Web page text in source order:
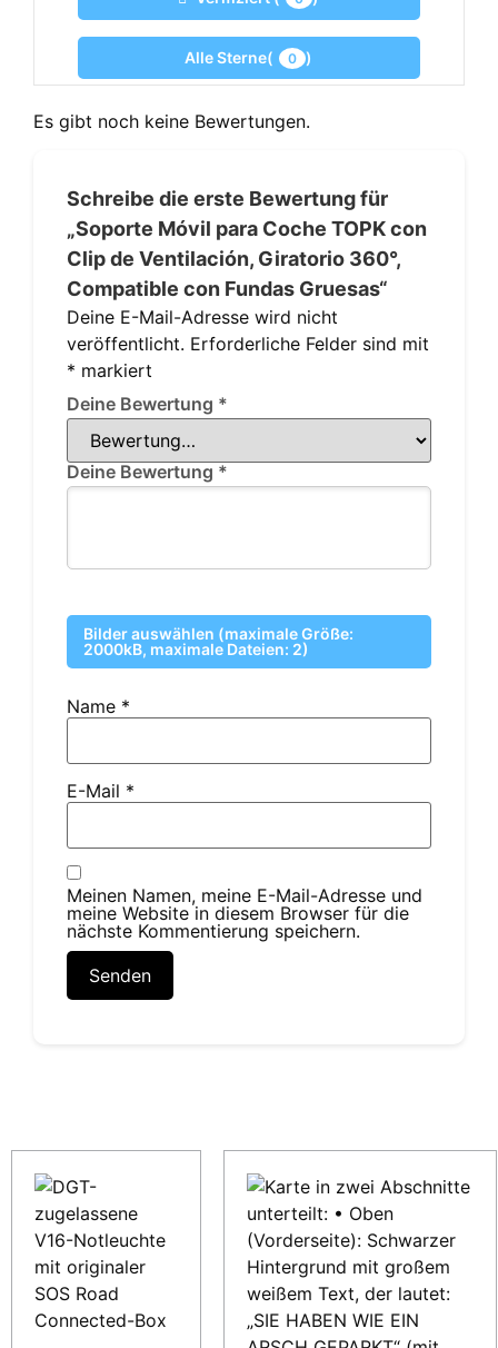
Alle Sterne( 0 )
Es gibt noch keine Bewertungen.
Schreibe die erste Bewertung für
„Soporte Móvil para Coche TOPK con
Clip de Ventilación, Giratorio 360°,
Compatible con Fundas Gruesas“
Deine E-Mail-Adresse wird nicht
veröffentlicht. Erforderliche Felder sind mit
* markiert
Deine Bewertung *
Deine Bewertung *
Bilder auswählen (maximale Größe:
2000kB, maximale Dateien: 2)
Name *
E-Mail *
Meinen Namen, meine E-Mail-Adresse und
meine Website in diesem Browser für die
nächste Kommentierung speichern.